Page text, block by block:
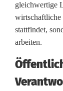
e
r
b
e
s
gleichwertige
stattfindet,
arbeiten.